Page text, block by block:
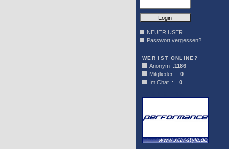
NEUER USER
Passwort vergessen?
WER IST ONLINE?
Anonym :1186
Mitglieder: 0
Im Chat : 0